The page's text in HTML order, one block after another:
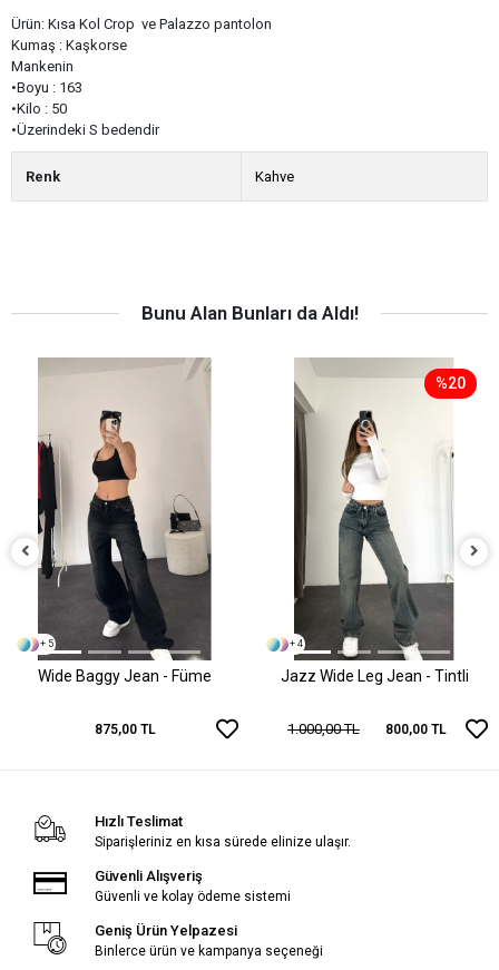
Ürün: Kısa Kol Crop ve Palazzo pantolon
Kumaş : Kaşkorse
Mankenin
•Boyu : 163
•Kilo : 50
•Üzerindeki S bedendir
Renk Kahve
Bunu Alan Bunları da Aldı!
+ 5
Wide Baggy Jean - Füme
875,00 TL
%20
+ 4
Jazz Wide Leg Jean - Tintli
1.000,00 TL 800,00 TL
Hızlı Teslimat
Siparişleriniz en kısa sürede elinize ulaşır.
Güvenli Alışveriş
Güvenli ve kolay ödeme sistemi
Geniş Ürün Yelpazesi
Binlerce ürün ve kampanya seçeneği